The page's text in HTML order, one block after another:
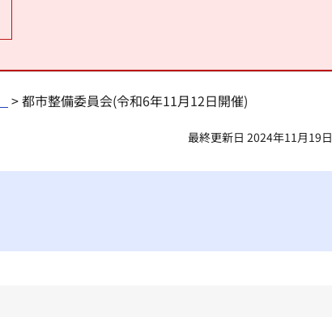
> 都市整備委員会(令和6年11月12日開催)
最終更新日 2024年11月19日